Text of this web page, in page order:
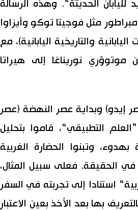
لليابان الحديثة“. وهذه الرسالة
مثل فوجيتا توكو وأيزاوا
والتاريخية اليابانية)، مع
موتوؤري نوريناغا إلى هيراتا
إيدو) وبداية عصر النهضة (عصر
التطبيقي“، قاموا بتحليل
وتبنوا الحضارة الغربية
في الحقيقة. فعلى سبيل المثال،
استنادا إلى تجربته في السفر
بها بعد الأخذ بعين الاعتبار